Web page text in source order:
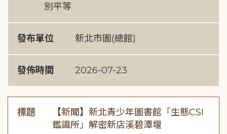
別平等
發布單位 新北市圖(總館)
發佈時間 2026-07-23
標題
【新聞】新北青少年圖書館「生態CSI
鑑識所」解密新店溪碧潭堰